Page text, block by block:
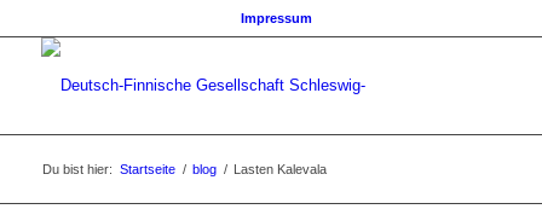
Impressum
Du bist hier: Startseite / blog / Lasten Kalevala